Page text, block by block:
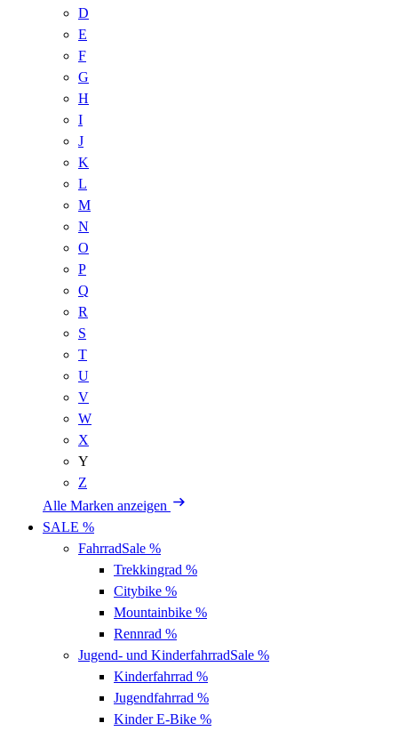
D
E
F
G
H
I
J
K
L
M
N
O
P
Q
R
S
T
U
V
W
X
Y
Z
Alle Marken anzeigen
SALE %
FahrradSale %
Trekkingrad %
Citybike %
Mountainbike %
Rennrad %
Jugend- und KinderfahrradSale %
Kinderfahrrad %
Jugendfahrrad %
Kinder E-Bike %